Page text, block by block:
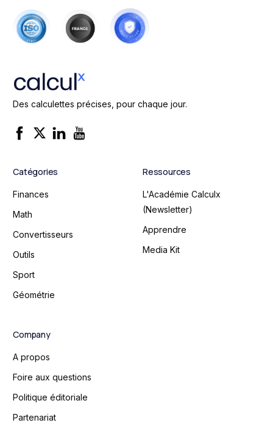
Des calculettes précises, pour chaque jour.
Catégories
Finances
Math
Convertisseurs
Outils
Sport
Géométrie
Ressources
L'Académie Calculx
(Newsletter)
Apprendre
Media Kit
Company
A propos
Foire aux questions
Politique éditoriale
Partenariat